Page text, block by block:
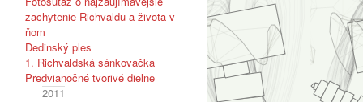
zachytenie Richvaldu a života v
ňom
Dedinský ples
1. Richvaldská sánkovačka
Predvianočné tvorivé dielne
2011